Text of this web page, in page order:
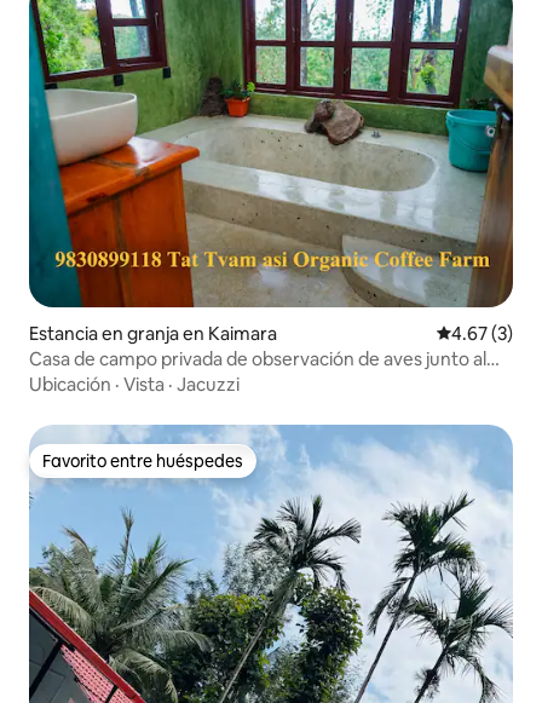
Estancia en granja en Kaimara Calificación
4.67 (3)
Casa de campo privada de observación de aves junto al
arroyo de 2 habitaciones
Ubicación · Vista · Jacuzzi
Favorito entre huéspedes
Favorito entre huéspedes